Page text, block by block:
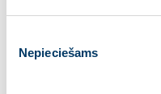
izvēle
Nepieciešams
Apvienības valdē